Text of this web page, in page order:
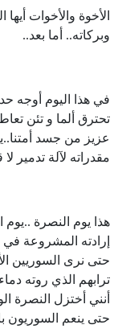
الأخوة والأخوات
وبركاته.. أما بعد..
في هذا اليوم أوجه
تحترق ألما و تئن
عزيز من جسد
مقدراته لآلة تدمير
هذا يوم النصرة
إرادته المشروعة
حتى نرى السوريين
ترابهم الذي روته
أنني أختزل النصرة
حتى ينعم السوريون